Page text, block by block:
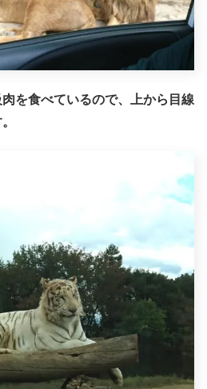
を食べているので、上から目線